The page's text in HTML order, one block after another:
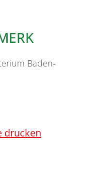
Baden-
drucken